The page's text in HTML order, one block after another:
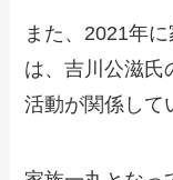
また、2021年
は、吉川公滋氏
活動が関係して